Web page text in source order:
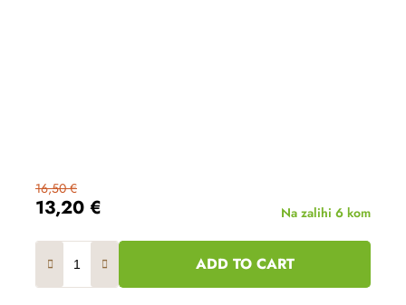
13,20 €
16,50 €
Na zalihi 6 kom
ADD TO CART